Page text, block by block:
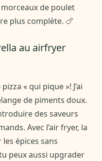
de poulet
plus complète. 🍗
au airfryer
« qui pique »! J’ai
de piments doux.
des saveurs
Avec l’air fryer, la
épices sans
peux aussi upgrader